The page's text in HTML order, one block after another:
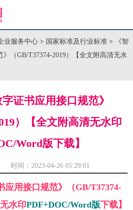
业服务中心 > 国家标准及行业标准 >
《智
（GB/T37374-2019）【全文附高清无水
字证书应用接口规范》
）【全文附高清无水印
Word版下载】
间：2023-04-26 05:29:01
应用接口规范》（GB/T37374-
水印PDF+DOC/Word版下载】